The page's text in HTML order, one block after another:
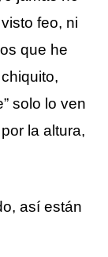
feo, ni
que he
solo lo ven
la altura,
asíestán